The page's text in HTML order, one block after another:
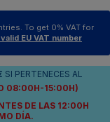
To get 0% VAT for
EU VAT number
SI PERTENECES AL
08:00H-15:00H)
DE LAS 12:00H
DÍA.